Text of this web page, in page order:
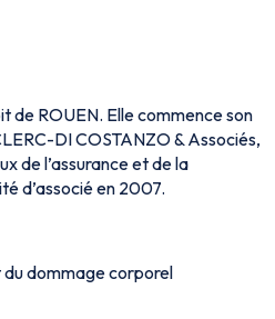
de ROUEN. Elle commence son
DI COSTANZO & Associés,
de l’assurance et de la
d’associé en 2007.
dommage corporel